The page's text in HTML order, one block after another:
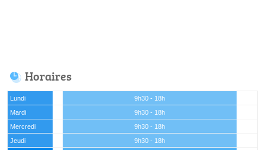
Horaires
Lundi
9h30 - 18h
Mardi
9h30 - 18h
Mercredi
9h30 - 18h
Jeudi
9h30 - 18h